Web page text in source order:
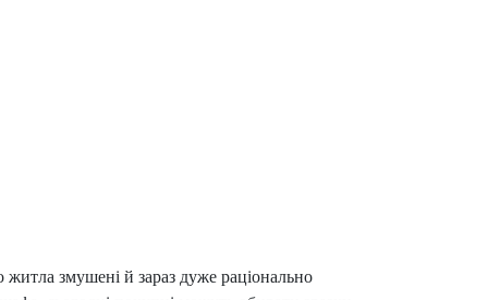
змушені й зараз дуже раціонально